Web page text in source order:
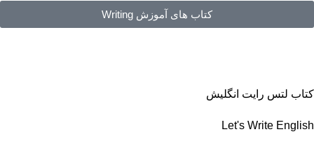
کتاب های آموزش Writing
کتاب لتس رایت انگلیش
Let's Write English